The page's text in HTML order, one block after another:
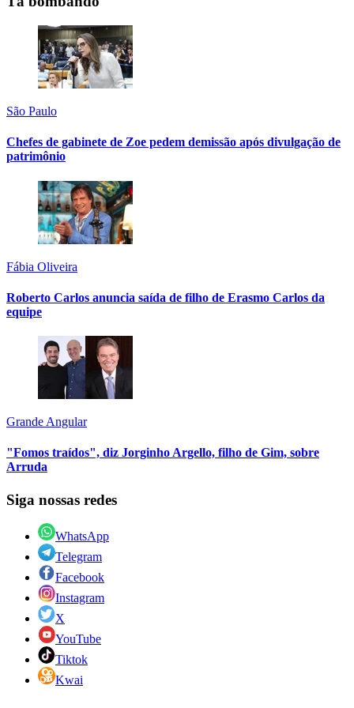
São Paulo
Chefes de gabinete de Zoe pedem demissão após divulgação de
patrimônio
Fábia Oliveira
Roberto Carlos anuncia saída de filho de Erasmo Carlos da
equipe
Grande Angular
"Fomos traídos", diz Jorginho Argello, filho de Gim, sobre
Arruda
Siga nossas redes
WhatsApp
Telegram
Facebook
Instagram
X
YouTube
Tiktok
Kwai